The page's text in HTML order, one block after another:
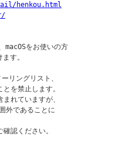
henkou.html
macOSをお使いの方
す。
リングリスト、
を禁止します。
れていますが、
外であることに